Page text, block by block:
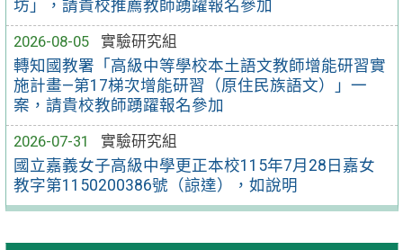
坊」，請貴校推薦教師踴躍報名參加
2026-08-05
實驗研究組
轉知國教署「高級中等學校本土語文教師增能研習實
施計畫—第17梯次增能研習（原住民族語文）」一
案，請貴校教師踴躍報名參加
2026-07-31
實驗研究組
國立嘉義女子高級中學更正本校115年7月28日嘉女
教字第1150200386號（諒達），如說明